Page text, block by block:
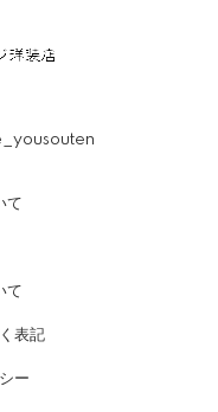
て
て
表記
ー